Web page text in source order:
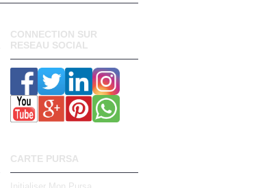
CONNECTION SUR
RESEAU SOCIAL
CARTE PURSA